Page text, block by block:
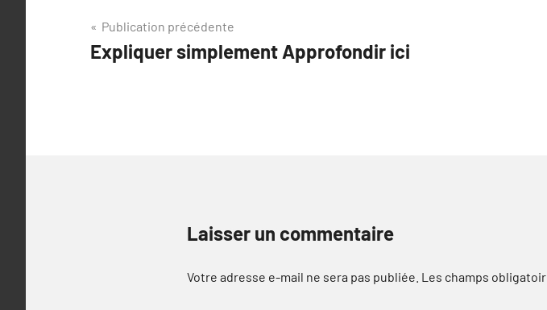
Navigation
de
Publication précédente
Expliquer simplement Approfondir ici
Laisser un commentaire
Votre adresse e-mail ne sera pas publiée. Les champs